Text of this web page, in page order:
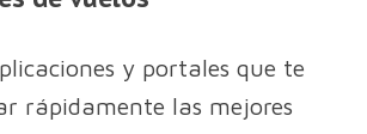
y portales que te
rápidamente las mejores